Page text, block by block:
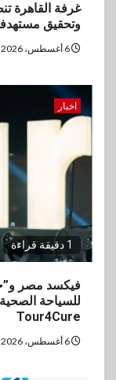
غرفة القاهرة
وتحقيق
اخبار
1 دقيقة قراءة
فيكسد مصر
للسياحة
Tour4Cure